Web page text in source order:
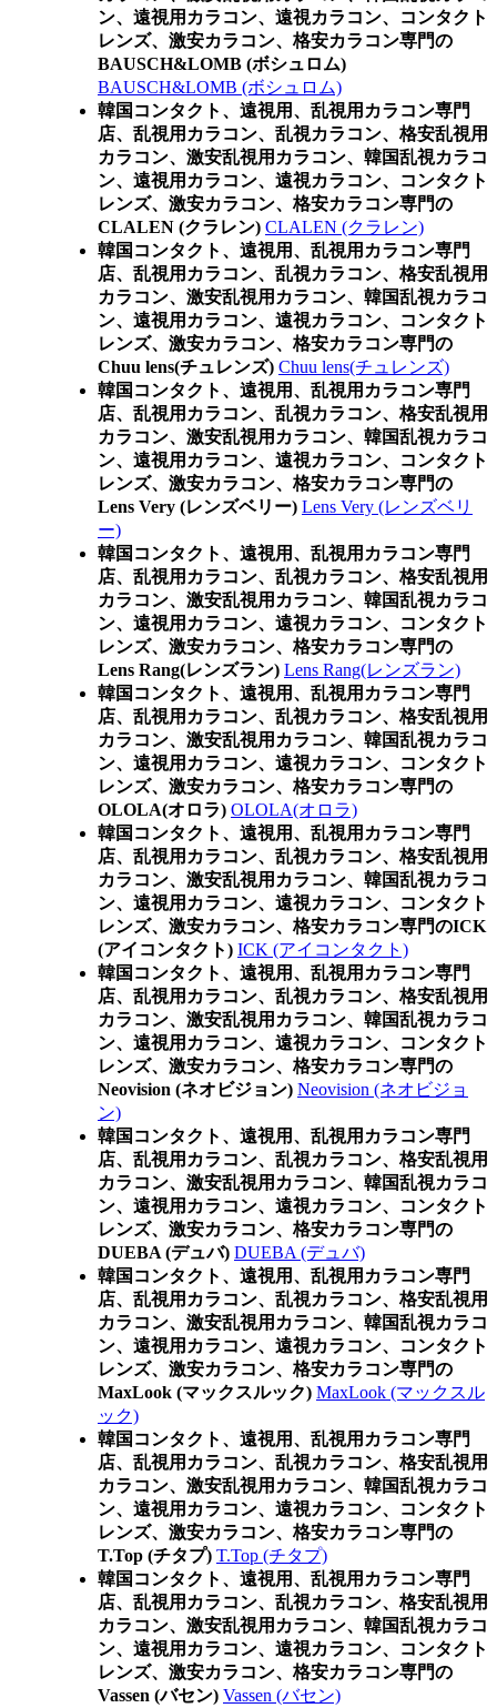
ン、遠視用カラコン、遠視カラコン、コンタクト
レンズ、激安カラコン、格安カラコン専門の
BAUSCH&LOMB (ボシュロム)
BAUSCH&LOMB (ボシュロム)
韓国コンタクト、遠視用、乱視用カラコン専門
店、乱視用カラコン、乱視カラコン、格安乱視用
カラコン、激安乱視用カラコン、韓国乱視カラコ
ン、遠視用カラコン、遠視カラコン、コンタクト
レンズ、激安カラコン、格安カラコン専門の
CLALEN (クラレン) CLALEN (クラレン)
韓国コンタクト、遠視用、乱視用カラコン専門
店、乱視用カラコン、乱視カラコン、格安乱視用
カラコン、激安乱視用カラコン、韓国乱視カラコ
ン、遠視用カラコン、遠視カラコン、コンタクト
レンズ、激安カラコン、格安カラコン専門の
Chuu lens(チュレンズ) Chuu lens(チュレンズ)
韓国コンタクト、遠視用、乱視用カラコン専門
店、乱視用カラコン、乱視カラコン、格安乱視用
カラコン、激安乱視用カラコン、韓国乱視カラコ
ン、遠視用カラコン、遠視カラコン、コンタクト
レンズ、激安カラコン、格安カラコン専門の
Lens Very (レンズベリー) Lens Very (レンズベリ
ー)
韓国コンタクト、遠視用、乱視用カラコン専門
店、乱視用カラコン、乱視カラコン、格安乱視用
カラコン、激安乱視用カラコン、韓国乱視カラコ
ン、遠視用カラコン、遠視カラコン、コンタクト
レンズ、激安カラコン、格安カラコン専門の
Lens Rang(レンズラン) Lens Rang(レンズラン)
韓国コンタクト、遠視用、乱視用カラコン専門
店、乱視用カラコン、乱視カラコン、格安乱視用
カラコン、激安乱視用カラコン、韓国乱視カラコ
ン、遠視用カラコン、遠視カラコン、コンタクト
レンズ、激安カラコン、格安カラコン専門の
OLOLA(オロラ) OLOLA(オロラ)
韓国コンタクト、遠視用、乱視用カラコン専門
店、乱視用カラコン、乱視カラコン、格安乱視用
カラコン、激安乱視用カラコン、韓国乱視カラコ
ン、遠視用カラコン、遠視カラコン、コンタクト
レンズ、激安カラコン、格安カラコン専門のICK
(アイコンタクト) ICK (アイコンタクト)
韓国コンタクト、遠視用、乱視用カラコン専門
店、乱視用カラコン、乱視カラコン、格安乱視用
カラコン、激安乱視用カラコン、韓国乱視カラコ
ン、遠視用カラコン、遠視カラコン、コンタクト
レンズ、激安カラコン、格安カラコン専門の
Neovision (ネオビジョン) Neovision (ネオビジョ
ン)
韓国コンタクト、遠視用、乱視用カラコン専門
店、乱視用カラコン、乱視カラコン、格安乱視用
カラコン、激安乱視用カラコン、韓国乱視カラコ
ン、遠視用カラコン、遠視カラコン、コンタクト
レンズ、激安カラコン、格安カラコン専門の
DUEBA (デュバ) DUEBA (デュバ)
韓国コンタクト、遠視用、乱視用カラコン専門
店、乱視用カラコン、乱視カラコン、格安乱視用
カラコン、激安乱視用カラコン、韓国乱視カラコ
ン、遠視用カラコン、遠視カラコン、コンタクト
レンズ、激安カラコン、格安カラコン専門の
MaxLook (マックスルック) MaxLook (マックスル
ック)
韓国コンタクト、遠視用、乱視用カラコン専門
店、乱視用カラコン、乱視カラコン、格安乱視用
カラコン、激安乱視用カラコン、韓国乱視カラコ
ン、遠視用カラコン、遠視カラコン、コンタクト
レンズ、激安カラコン、格安カラコン専門の
T.Top (チタプ) T.Top (チタプ)
韓国コンタクト、遠視用、乱視用カラコン専門
店、乱視用カラコン、乱視カラコン、格安乱視用
カラコン、激安乱視用カラコン、韓国乱視カラコ
ン、遠視用カラコン、遠視カラコン、コンタクト
レンズ、激安カラコン、格安カラコン専門の
Vassen (バセン) Vassen (バセン)